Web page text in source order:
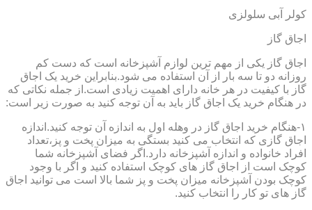
کولر آبی سلولزی
اجاق گاز
اجاق گاز یکی از مهم ترین لوازم آشپزخانه است که دست کم
روزانه دو تا سه بار از آن استفاده می شود.بنابراین خرید یک اجاق
گاز با کیفیت در هر خانه دارای اهمیت زیادی است.از جمله نکاتی که
در هنگام خرید یک اجاق گاز باید به آن توجه کنید به صورت زیر است:
۱-هنگام خرید اجاق گاز در وهله اول به اندازه آن توجه کنید.اندازه
اجاق گازی که انتخاب می کنید بستگی به میزان پخت و پز،تعداد
افراد خانواده و اندازه آشپزخانه دارد.اگر فضای آشپزخانه شما
کوچک است از اجاق گاز های کوچک استفاده کنید و اگر با وجود
کوچک بودن آشپزخانه میزان پخت و پز شما بالا است می توانید اجاق
گاز های تو کار را انتخاب کنید.